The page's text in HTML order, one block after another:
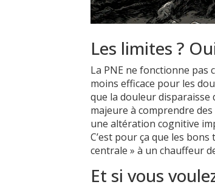
Les limites ?
La PNE ne fonctionne pas
moins efficace pour les
que la douleur disparaisse
majeure à comprendre
une altération cognitive
C’est pour ça que les
centrale » à un chauffeur
Et si vous